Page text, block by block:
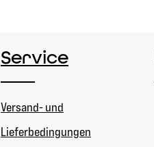
Service
Versand- und
Lieferbedingungen